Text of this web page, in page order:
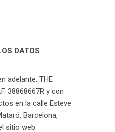
DATOS
adelante, THE
38868667R y con
en la calle Esteve
Barcelona,
sitio web